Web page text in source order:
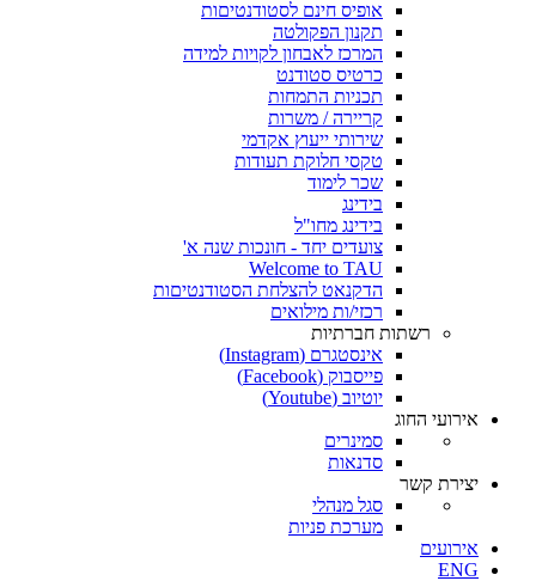
אופיס חינם לסטודנטיםות
תקנון הפקולטה
המרכז לאבחון לקויות למידה
כרטיס סטודנט
תכניות התמחות
קריירה / משרות
שירותי ייעוץ אקדמי
טקסי חלוקת תעודות
שכר לימוד
בידינג
בידינג מחו"ל
צועדים יחד - חונכות שנה א'
Welcome to TAU
הדקנאט להצלחת הסטודנטיםות
רכזי/ות מילואים
רשתות חברתיות
אינסטגרם (Instagram)
פייסבוק (Facebook)
יוטיוב (Youtube)
אירועי החוג
סמינרים
סדנאות
יצירת קשר
סגל מנהלי
מערכת פניות
אירועים
ENG